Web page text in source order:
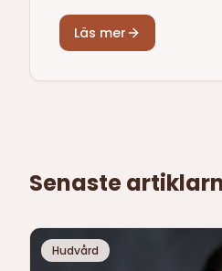
Läs mer
Senaste
Hudvård